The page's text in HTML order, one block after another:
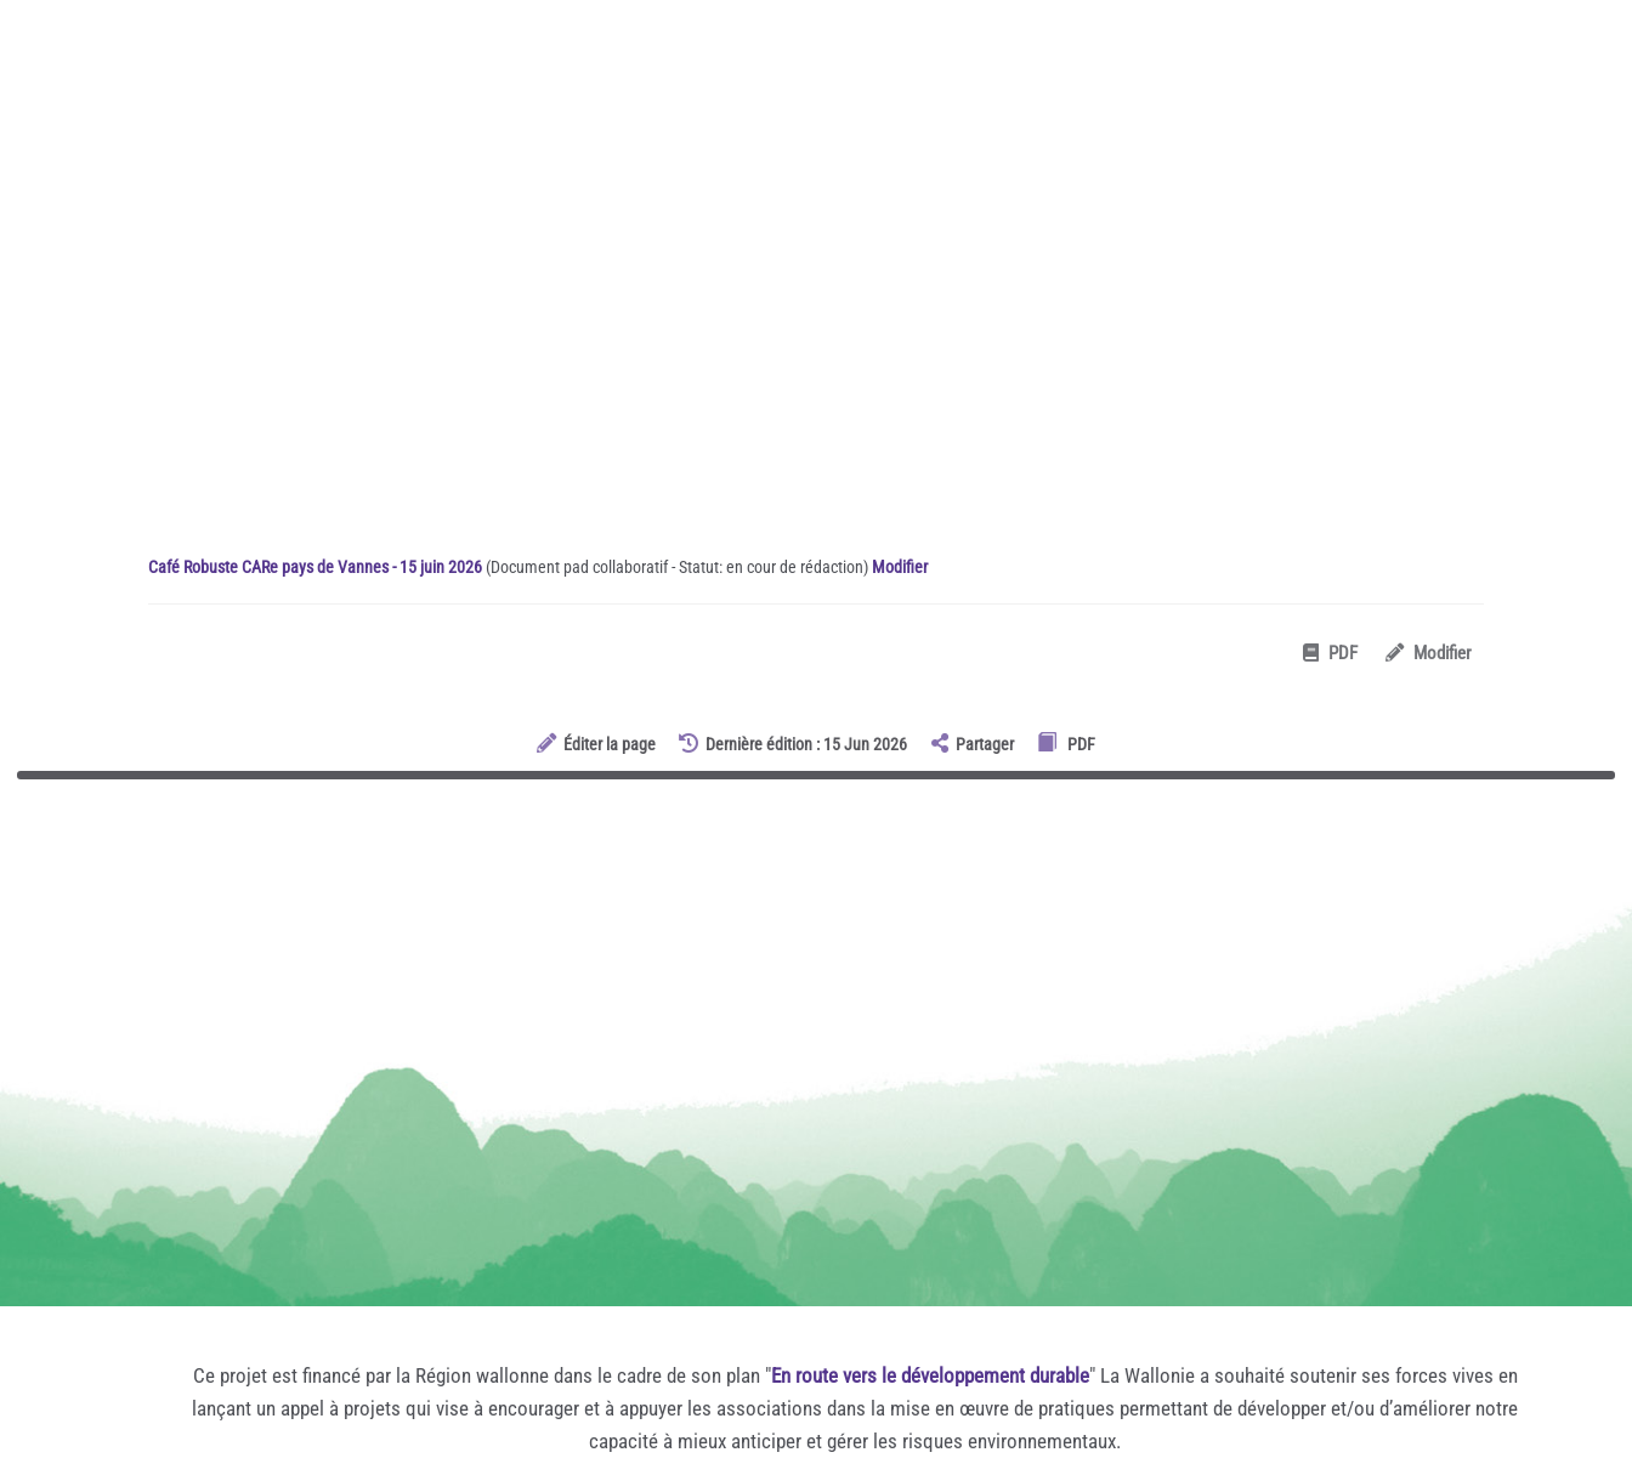
Café Robuste CARe pays de Vannes - 15 juin 2026 (Document pad collaboratif - Statut: en cour de rédaction) Modifier
PDF Modifier
Éditer la page Dernière édition : 15 Jun 2026 Partager PDF
Ce projet est financé par la Région wallonne dans le cadre de son plan "En route vers le développement durable" La Wallonie a souhaité soutenir ses forces vives en
lançant un appel à projets qui vise à encourager et à appuyer les associations dans la mise en œuvre de pratiques permettant de développer et/ou d’améliorer notre
capacité à mieux anticiper et gérer les risques environnementaux.